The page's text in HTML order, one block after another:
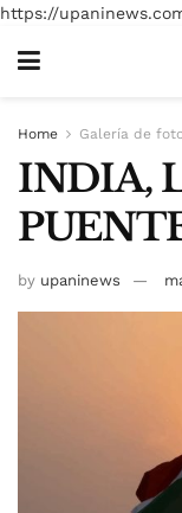
https://
Home Galería de
INDIA,
by upaninews